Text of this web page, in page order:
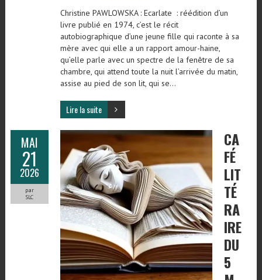
Christine PAWLOWSKA : Ecarlate : réédition d’un
livre publié en 1974, c’est le récit
autobiographique d’une jeune fille qui raconte à sa
mère avec qui elle a un rapport amour-haine,
qu’elle parle avec un spectre de la fenêtre de sa
chambre, qui attend toute la nuit l’arrivée du matin,
assise au pied de son lit, qui se…
Lire la suite
MAI
21
2026
par
SLC
CA
FÉ
LIT
TÉ
RA
IRE
DU
5